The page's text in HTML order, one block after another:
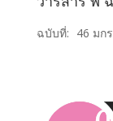
ฉบับที่: 46 มก